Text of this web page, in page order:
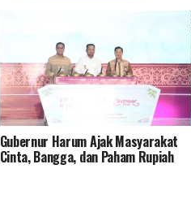
Gubernur Harum Ajak Masyarakat
Cinta, Bangga, dan Paham Rupiah